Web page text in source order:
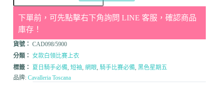
下單前，可先點擊右下角詢問 LINE 客服，確認商品
庫存！
貨號： CAD098/5900
分類： 女款白領比賽上衣
標籤： 夏日騎手必備, 短袖, 網眼, 騎手比賽必備, 黑色星期五
品牌: Cavalleria Toscana